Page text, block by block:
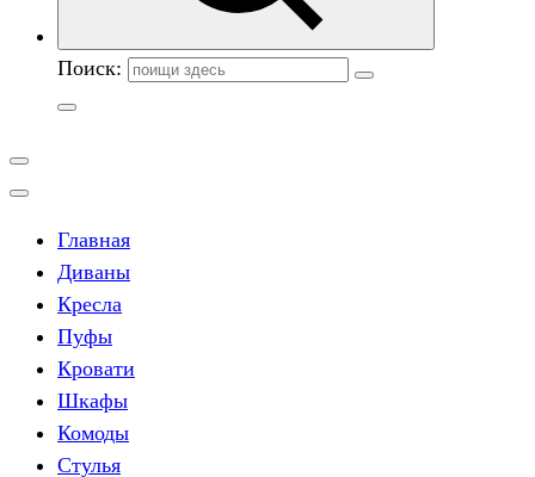
Поиск:
Главная
Диваны
Кресла
Пуфы
Кровати
Шкафы
Комоды
Стулья